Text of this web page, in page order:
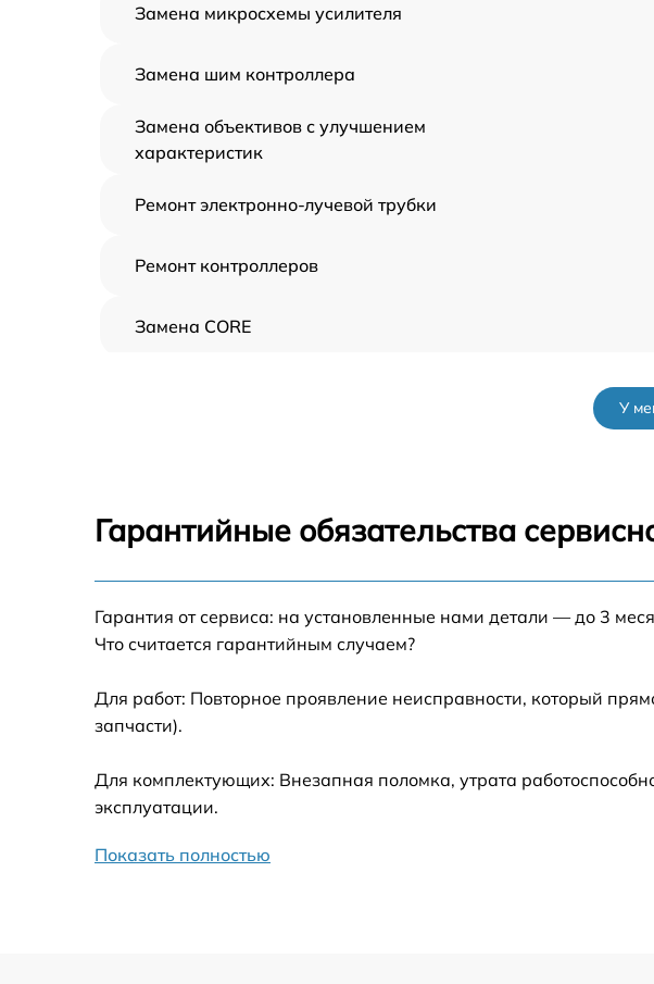
Замена микросхемы усилителя
Замена шим контроллера
Замена объективов с улучшением
характеристик
Ремонт электронно-лучевой трубки
Ремонт контроллеров
Замена CORE
Ремонт встроенного дальнометра и
других устройств
Замена микросхемы логики
Ремонт цепи питания
У
Гарантийные обязательства
Гарантия от сервиса: на установленные нами детали — до 3
Что считается гарантийным случаем?
Для работ: Повторное проявление неисправности, который
запчасти).
Для комплектующих: Внезапная поломка, утрата
эксплуатации.
Показать полностью